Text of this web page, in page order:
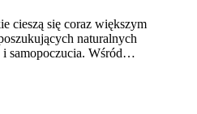
cieszą się coraz większym
naturalnych
i samopoczucia. Wśród…